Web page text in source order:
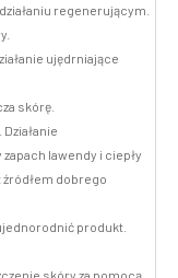
regenerującym.
ujędrniające
skórę.
lawendy i ciepły
dobrego
produkt.
skóry za pomocą